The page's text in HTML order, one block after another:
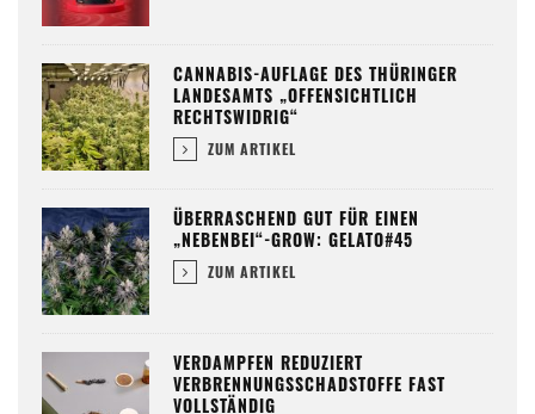
CANNABIS-AUFLAGE DES THÜRINGER
LANDESAMTS „OFFENSICHTLICH
RECHTSWIDRIG“
ZUM ARTIKEL
ÜBERRASCHEND GUT FÜR EINEN
„NEBENBEI“-GROW: GELATO#45
ZUM ARTIKEL
VERDAMPFEN REDUZIERT
VERBRENNUNGSSCHADSTOFFE FAST
VOLLSTÄNDIG